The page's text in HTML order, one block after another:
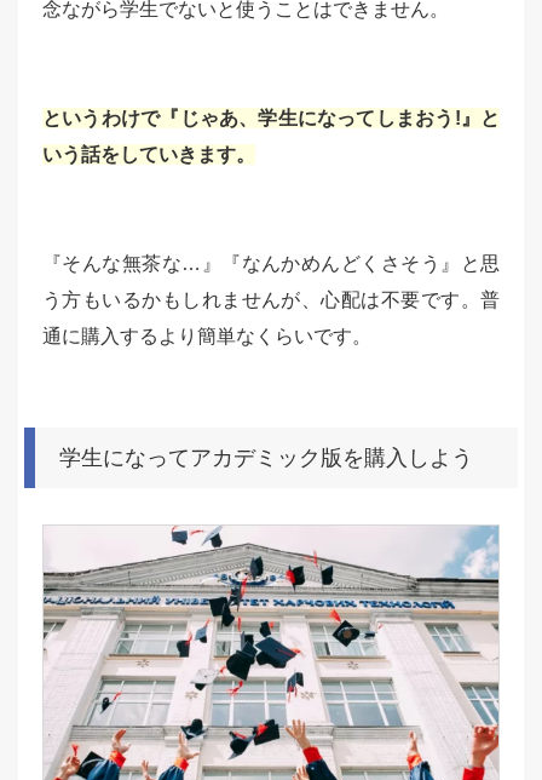
念ながら学生でないと使うことはできません。
というわけで『じゃあ、学生になってしまおう!』と
いう話をしていきます。
『そんな無茶な…』『なんかめんどくさそう』と思
う方もいるかもしれませんが、心配は不要です。普
通に購入するより簡単なくらいです。
学生になってアカデミック版を購入しよう